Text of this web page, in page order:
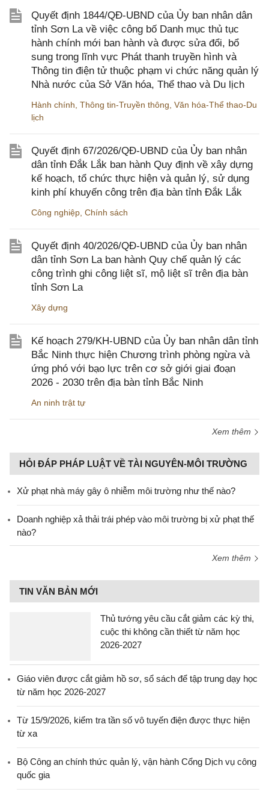
Quyết định 1844/QĐ-UBND của Ủy ban nhân dân
tỉnh Sơn La về việc công bố Danh mục thủ tục
hành chính mới ban hành và được sửa đổi, bổ
sung trong lĩnh vực Phát thanh truyền hình và
Thông tin điện tử thuộc phạm vi chức năng quản lý
Nhà nước của Sở Văn hóa, Thể thao và Du lịch
Hành chính Thông tin-Truyền thông Văn hóa-Thể thao-Du
lịch
Quyết định 67/2026/QĐ-UBND của Ủy ban nhân
dân tỉnh Đắk Lắk ban hành Quy định về xây dựng
kế hoạch, tổ chức thực hiện và quản lý, sử dụng
kinh phí khuyến công trên địa bàn tỉnh Đắk Lắk
Công nghiệp Chính sách
Quyết định 40/2026/QĐ-UBND của Ủy ban nhân
dân tỉnh Sơn La ban hành Quy chế quản lý các
công trình ghi công liệt sĩ, mộ liệt sĩ trên địa bàn
tỉnh Sơn La
Xây dựng
Kế hoạch 279/KH-UBND của Ủy ban nhân dân tỉnh
Bắc Ninh thực hiện Chương trình phòng ngừa và
ứng phó với bạo lực trên cơ sở giới giai đoạn
2026 - 2030 trên địa bàn tỉnh Bắc Ninh
An ninh trật tự
Xem thêm
HỎI ĐÁP PHÁP LUẬT VỀ TÀI NGUYÊN-MÔI TRƯỜNG
Xử phạt nhà máy gây ô nhiễm môi trường như thế nào?
Doanh nghiệp xả thải trái phép vào môi trường bị xử phạt thế
nào?
Xem thêm
TIN VĂN BẢN MỚI
Thủ tướng yêu cầu cắt giảm các kỳ thi,
cuộc thi không cần thiết từ năm học
2026-2027
Giáo viên được cắt giảm hồ sơ, sổ sách để tập trung dạy học
từ năm học 2026-2027
Từ 15/9/2026, kiểm tra tần số vô tuyến điện được thực hiện
từ xa
Bộ Công an chính thức quản lý, vận hành Cổng Dịch vụ công
quốc gia